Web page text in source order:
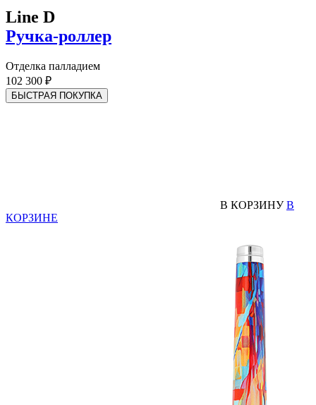
Line D
Ручка-роллер
Отделка палладием
102 300 ₽
БЫСТРАЯ ПОКУПКА
В КОРЗИНУ В
КОРЗИНЕ